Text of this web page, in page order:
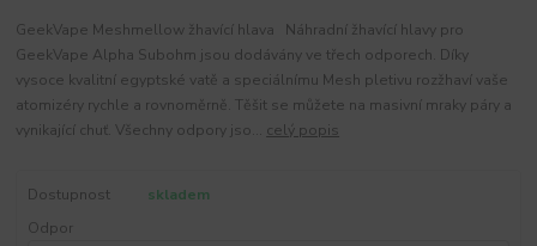
GeekVape Meshmellow žhavící hlava Náhradní žhavící hlavy pro
GeekVape Alpha Subohm jsou dodávány ve třech odporech. Díky
vysoce kvalitní egyptské vatě a speciálnímu Mesh pletivu rozžhaví vaše
atomizéry rychle a rovnoměrně. Těšit se můžete na masivní mraky páry a
vynikající chuť. Všechny odpory jso... celý popis
Dostupnost
skladem
Odpor